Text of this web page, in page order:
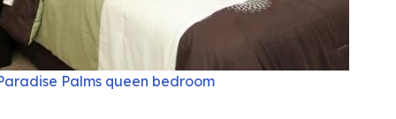
Palms queen bedroom